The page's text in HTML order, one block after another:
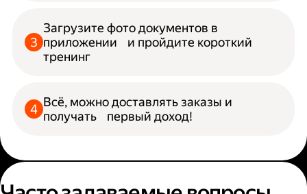
Загрузите фото документов в
приложении и пройдите короткий
тренинг
Всё, можно доставлять заказы и
получать первый доход!